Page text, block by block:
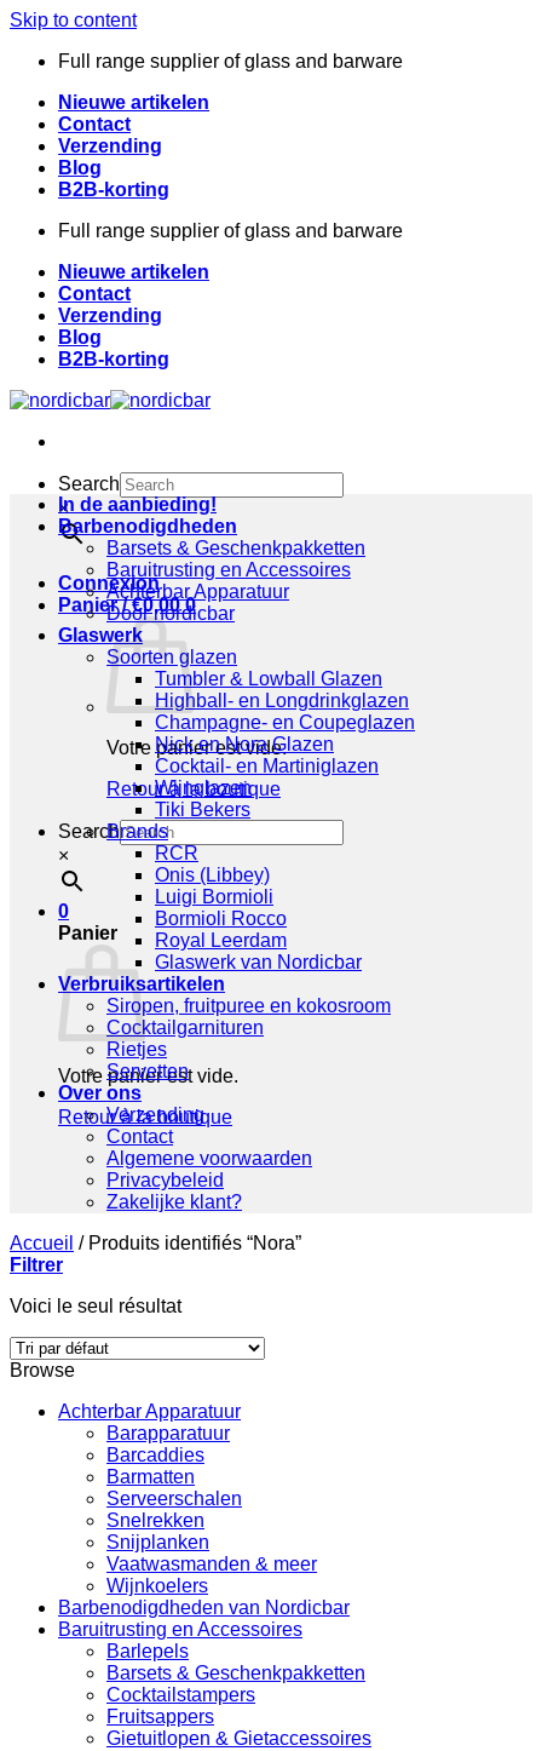
Skip to content
Full range supplier of glass and barware
Nieuwe artikelen
Contact
Verzending
Blog
B2B-korting
Full range supplier of glass and barware
Nieuwe artikelen
Contact
Verzending
Blog
B2B-korting
Search
×
Connexion
Panier /€0,00 0
Votre panier est vide.
Retour à la boutique
Search
×
0
Panier
Votre panier est vide.
Retour à la boutique
In de aanbieding!
Barbenodigdheden
Barsets & Geschenkpakketten
Baruitrusting en Accessoires
Achterbar Apparatuur
Door nordicbar
Glaswerk
Soorten glazen
Tumbler & Lowball Glazen
Highball- en Longdrinkglazen
Champagne- en Coupeglazen
Nick en Nora Glazen
Cocktail- en Martiniglazen
Wijnglazen
Tiki Bekers
Brands
RCR
Onis (Libbey)
Luigi Bormioli
Bormioli Rocco
Royal Leerdam
Glaswerk van Nordicbar
Verbruiksartikelen
Siropen, fruitpuree en kokosroom
Cocktailgarnituren
Rietjes
Servetten
Over ons
Verzending
Contact
Algemene voorwaarden
Privacybeleid
Zakelijke klant?
Accueil /Produits identifiés “Nora”
Filtrer
Voici le seul résultat
Browse
Achterbar Apparatuur
Barapparatuur
Barcaddies
Barmatten
Serveerschalen
Snelrekken
Snijplanken
Vaatwasmanden & meer
Wijnkoelers
Barbenodigdheden van Nordicbar
Baruitrusting en Accessoires
Barlepels
Barsets & Geschenkpakketten
Cocktailstampers
Fruitsappers
Gietuitlopen & Gietaccessoires